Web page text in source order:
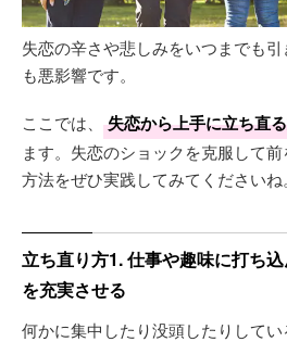
失恋の辛さや悲しみをいつまでも
も悪影響です。
ここでは、 失恋から上手に立ち直
ます。失恋のショックを克服して
方法をぜひ実践してみてくださいね。
立ち直り方1. 仕事や趣味に打ち
を充実させる
何かに集中したり没頭したりして